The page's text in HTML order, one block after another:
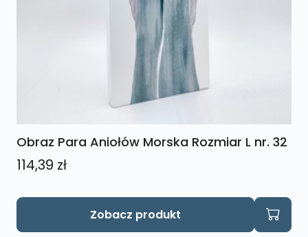
Obraz Para Aniołów Morska Rozmiar L nr. 32
114,39 zł
Zobacz produkt